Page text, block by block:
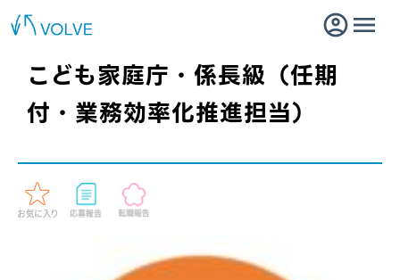
こども家庭庁・係長級（任期
付・業務効率化推進担当）